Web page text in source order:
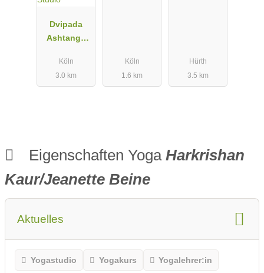
Dvipada
Ashtanga
Köln
3.0 km
Köln
1.6 km
Hürth
3.5 km
Eigenschaften Yoga Harkrishan
Kaur/Jeanette Beine
Aktuelles
Yogastudio Yogakurs Yogalehrer:in